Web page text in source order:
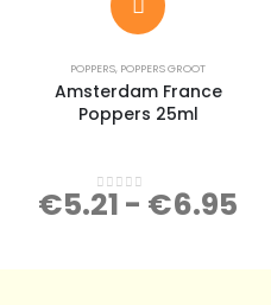
POPPERS, POPPERS GROOT
Amsterdam France
Poppers 25ml
0out of 5
€5.21 - €6.95